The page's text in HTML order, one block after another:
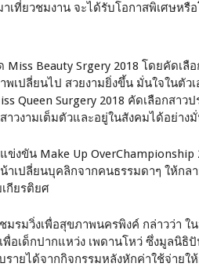
เที่ยวชมงาน จะได้รับโอกาสพิเศษหรื
Beauty Srgery 2018 โดยคัดเลื
เปลี่ยนไป สวยงามยิ่งขึ้น มั่นใจในตัว
Queen Surgery 2018 คัดเลือกสาว
วงามเต็มตัวและอยู่ในสังคมได้อย่าง
งขัน Make Up OverChampionship
เปลี่ยนบุคลิกจากคนธรรมดาๆ ให้กล
กียรติยศ
รมวิ่งเพื่อสุขภาพนครพิงค์ กล่าวว่า ใ
อเด็กปากแหว่ง เพดานโหว่ ซึ่งมูลนิธิปั
ายได้จากกิจกรรมหลังหักค่าใช้จ่ายใ